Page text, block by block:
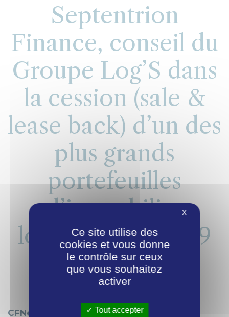
Septentrion
Finance, conseil du
Groupe Log’S dans
la cession (sale &
lease back) d’un des
plus grands
portefeuilles
d’immobilier
logistique en 2019
04/11/2019
CFNews a publié le palmarès des plus
X
Ce site utilise des
cookies et vous donne
le contrôle sur ceux
que vous souhaitez
activer
Tout accepter